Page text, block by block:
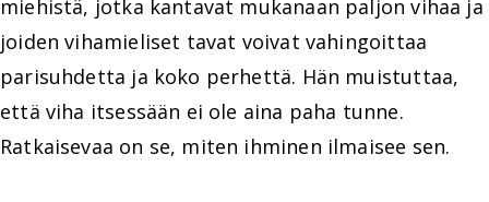
miehistä, jotka kantavat mukanaan paljon vihaa ja
joiden vihamieliset tavat voivat vahingoittaa
parisuhdetta ja koko perhettä. Hän muistuttaa,
että viha itsessään ei ole aina paha tunne.
Ratkaisevaa on se, miten ihminen ilmaisee sen.